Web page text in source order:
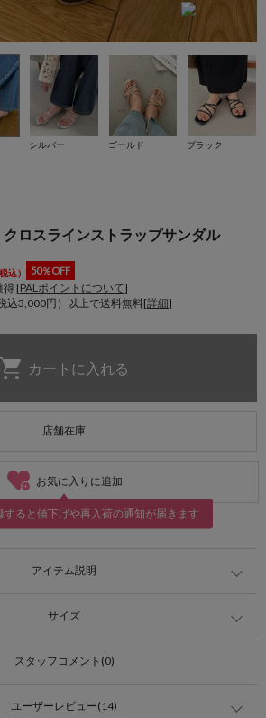
シルバー ゴールド ブラック
クロスラインストラップサンダル
込） 50％OFF
得 [PALポイントについて]
込3,000円）以上で送料無料[詳細]
店舗在庫
お気に入りに追加
すると値下げや再入荷の通知が届きます
アイテム説明
サイズ
スタッフコメント(0)
ユーザーレビュー(14)